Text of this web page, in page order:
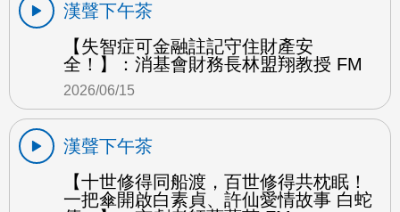
漢聲下午茶
【失智症可金融註記守住財產安
全！】：消基會財務長林盟翔教授 FM
2026/06/15
漢聲下午茶
【十世修得同船渡，百世修得共枕眠！
一把傘開啟白素貞、許仙愛情故事 白蛇